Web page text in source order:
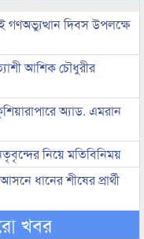
দিবস উপলক্ষে
আশিক চৌধুরীর
অ্যাড. এমরান
নিয়ে মতিবিনিময়
ধানের শীষের প্রার্থী
খবর